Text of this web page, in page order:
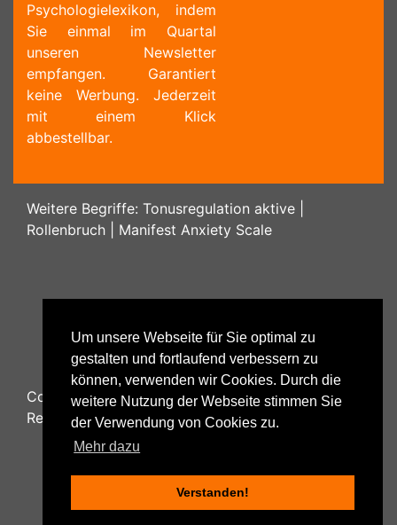
Um unsere Webseite für Sie optimal zu
gestalten und fortlaufend verbessern zu
können, verwenden wir Cookies. Durch die
weitere Nutzung der Webseite stimmen Sie
der Verwendung von Cookies zu.
Mehr dazu
Verstanden!
Psychologielexikon, indem
Sie einmal im Quartal
unseren Newsletter
empfangen. Garantiert
keine Werbung. Jederzeit
mit einem Klick
abbestellbar.
Weitere Begriffe: Tonusregulation aktive
Rollenbruch
Manifest Anxiety Scale
Copyright © 2026Psychology48.com - All Rights
Reserved.
Datenschutzhinweise